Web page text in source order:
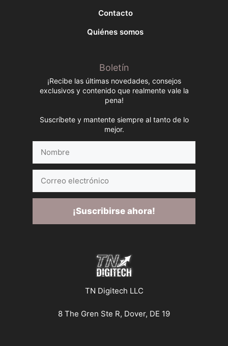
Contacto
Quiénes somos
Boletín
¡Recibe las últimas novedades, consejos
exclusivos y contenido que realmente vale la
pena!
Suscríbete y mantente siempre al tanto de lo
mejor.
electrónico
¡Suscribirse ahora!
TN Digitech LLC
8 The Gren Ste R, Dover, DE 19